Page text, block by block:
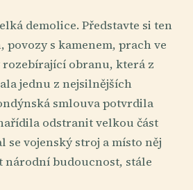
demolice. Představte si ten
s kamenem, prach ve
obranu, která z
jednu z nejsilnějších
smlouva potvrdila
odstranit velkou část
se vojenský stroj a místo něj
národní budoucnost, stále